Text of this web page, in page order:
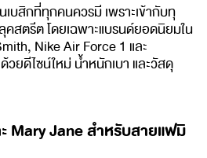
เบสิกที่ทุกคนควรมี เพราะเข้ากับทุ
ตรีต โดยเฉพาะแบรนด์ยอดนิยมใน
Nike Air Force 1 และ
ยดีไซน์ใหม่ น้ำหนักเบา และวัสดุ
Mary Jane สำหรับสายแฟมิ